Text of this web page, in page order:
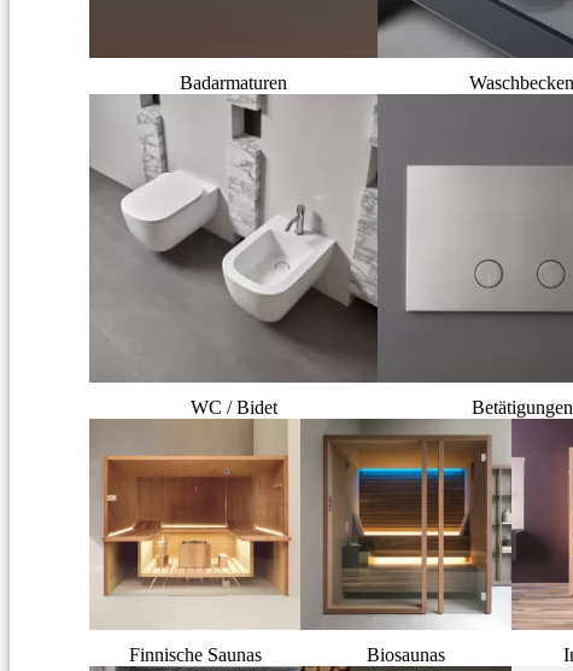
Badarmaturen Waschbecken
WC / Bidet Betätigungen
Finnische Saunas Biosaunas